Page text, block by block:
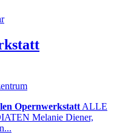
OpernwerkstattALLE
Melanie Diener,